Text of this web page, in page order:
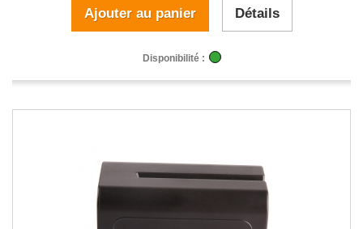
Ajouter au panier Détails
Disponibilité :